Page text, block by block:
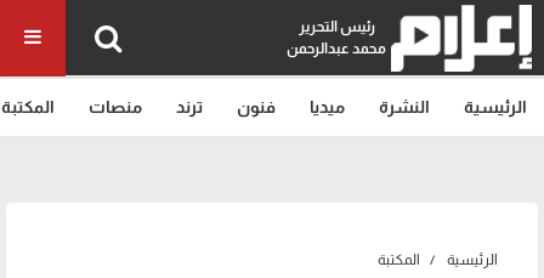
رئيس التحرير
محمد عبدالرحمن
الرئيسية النشرة ميديا فنون ترند منصات المكتبة
الرئيسية المكتبة